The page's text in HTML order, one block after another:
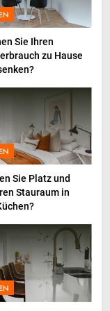
booster
quotidien
Maintenance
Einbindung
den Erfolg
Anstieg
digitalem
Sie Ihren
zu Hause
Sie Platz und
Stauraum in